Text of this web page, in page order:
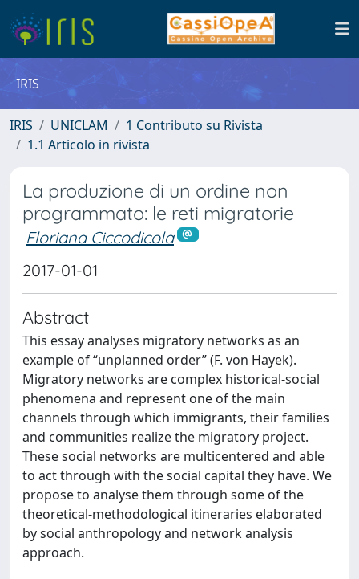
IRIS
IRIS UNICLAM
1 Contributo su Rivista
1.1 Articolo in rivista
La produzione di un ordine non
programmato: le reti migratorie
Floriana Ciccodicola
2017-01-01
Abstract
This essay analyses migratory networks as an
example of “unplanned order” (F. von Hayek).
Migratory networks are complex historical-social
phenomena and represent one of the main
channels through which immigrants, their families
and communities realize the migratory project.
These social networks are multicentered and able
to act through with the social capital they have. We
propose to analyse them through some of the
theoretical-methodological itineraries elaborated
by social anthropology and network analysis
approach.